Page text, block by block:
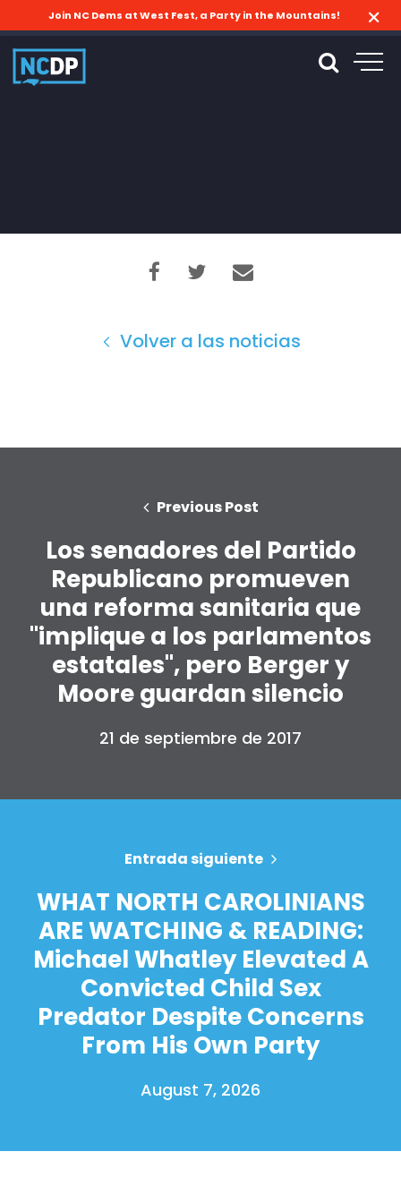
Join NC Dems at West Fest, a Party in the Mountains!
Volver a las noticias
Previous Post
Los senadores del Partido
Republicano promueven
una reforma sanitaria que
"implique a los parlamentos
estatales", pero Berger y
Moore guardan silencio
21 de septiembre de 2017
Entrada siguiente
WHAT NORTH CAROLINIANS
ARE WATCHING & READING:
Michael Whatley Elevated A
Convicted Child Sex
Predator Despite Concerns
From His Own Party
August 7, 2026